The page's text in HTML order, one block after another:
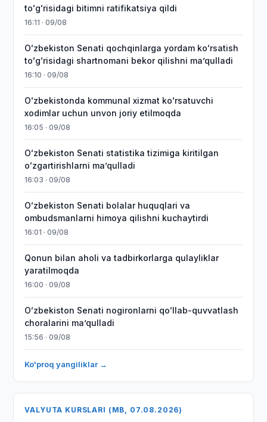
toʻgʻrisidagi bitimni ratifikatsiya qildi
16:11 · 09/08
Oʻzbekiston Senati qochqinlarga yordam koʻrsatish
toʻgʻrisidagi shartnomani bekor qilishni maʼqulladi
16:10 · 09/08
Oʻzbekistonda kommunal xizmat koʻrsatuvchi
xodimlar uchun unvon joriy etilmoqda
16:05 · 09/08
Oʻzbekiston Senati statistika tizimiga kiritilgan
oʻzgartirishlarni maʼqulladi
16:03 · 09/08
Oʻzbekiston Senati bolalar huquqlari va
ombudsmanlarni himoya qilishni kuchaytirdi
16:01 · 09/08
Qonun bilan aholi va tadbirkorlarga qulayliklar
yaratilmoqda
16:00 · 09/08
Oʻzbekiston Senati nogironlarni qoʻllab-quvvatlash
choralarini maʼqulladi
15:56 · 09/08
Ko'proq yangiliklar →
VALYUTA KURSLARI (MB, 07.08.2026)